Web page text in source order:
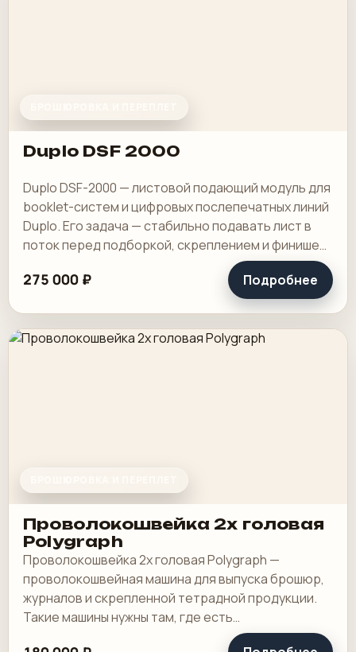
Duplo DSF 2000
Duplo DSF-2000 — листовой подающий модуль для
booklet-систем и цифровых послепечатных линий
Duplo. Его задача — стабильно подавать лист в
поток перед подборкой, скреплением и финишем,
275 000 ₽ Подробнее
Проволокошвейка 2х головая
Polygraph
Проволокошвейка 2х головая Polygraph —
проволокошвейная машина для выпуска брошюр,
журналов и скрепленной тетрадной продукции.
Такие машины нужны там, где есть
повторяющиеся работы на скрепку и хочется